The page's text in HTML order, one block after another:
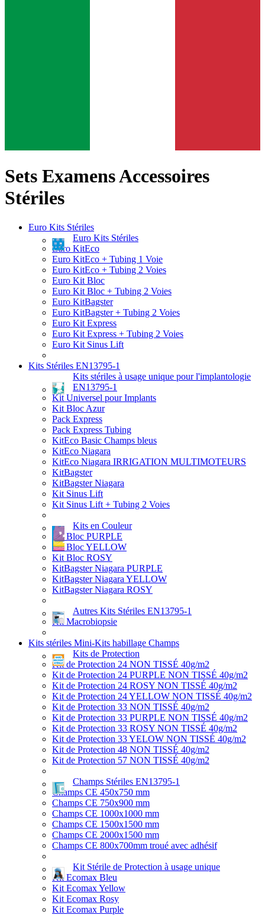
Sets Examens Accessoires
Stériles
Euro Kits Stériles
Euro Kits Stériles
Euro KitEco
Euro KitEco + Tubing 1 Voie
Euro KitEco + Tubing 2 Voies
Euro Kit Bloc
Euro Kit Bloc + Tubing 2 Voies
Euro KitBagster
Euro KitBagster + Tubing 2 Voies
Euro Kit Express
Euro Kit Express + Tubing 2 Voies
Euro Kit Sinus Lift
Kits Stériles EN13795-1
Kits stériles à usage unique pour l'implantologie
EN13795-1
Kit Universel pour Implants
Kit Bloc Azur
Pack Express
Pack Express Tubing
KitEco Basic Champs bleus
KitEco Niagara
KitEco Niagara IRRIGATION MULTIMOTEURS
KitBagster
KitBagster Niagara
Kit Sinus Lift
Kit Sinus Lift + Tubing 2 Voies
Kits en Couleur
Kit Bloc PURPLE
Kit Bloc YELLOW
Kit Bloc ROSY
KitBagster Niagara PURPLE
KitBagster Niagara YELLOW
KitBagster Niagara ROSY
Autres Kits Stériles EN13795-1
Kit Macrobiopsie
Kits stériles Mini-Kits habillage Champs
Kits de Protection
Kit de Protection 24 NON TISSÉ 40g/m2
Kit de Protection 24 PURPLE NON TISSÉ 40g/m2
Kit de Protection 24 ROSY NON TISSÉ 40g/m2
Kit de Protection 24 YELLOW NON TISSÉ 40g/m2
Kit de Protection 33 NON TISSÉ 40g/m2
Kit de Protection 33 PURPLE NON TISSÉ 40g/m2
Kit de Protection 33 ROSY NON TISSÉ 40g/m2
Kit de Protection 33 YELOW NON TISSÉ 40g/m2
Kit de Protection 48 NON TISSÉ 40g/m2
Kit de Protection 57 NON TISSÉ 40g/m2
Champs Stériles EN13795-1
Champs CE 450x750 mm
Champs CE 750x900 mm
Champs CE 1000x1000 mm
Champs CE 1500x1500 mm
Champs CE 2000x1500 mm
Champs CE 800x700mm troué avec adhésif
Kit Stérile de Protection à usage unique
Kit Ecomax Bleu
Kit Ecomax Yellow
Kit Ecomax Rosy
Kit Ecomax Purple